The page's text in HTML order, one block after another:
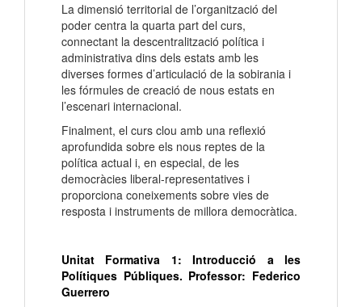
La dimensió territorial de l’organització del
poder centra la quarta part del curs,
connectant la descentralització política i
administrativa dins dels estats amb les
diverses formes d’articulació de la sobirania i
les fórmules de creació de nous estats en
l’escenari internacional.
Finalment, el curs clou amb una reflexió
aprofundida sobre els nous reptes de la
política actual i, en especial, de les
democràcies liberal-representatives i
proporciona coneixements sobre vies de
resposta i instruments de millora democràtica.
Unitat Formativa 1: Introducció a les
Polítiques Públiques. Professor: Federico
Guerrero